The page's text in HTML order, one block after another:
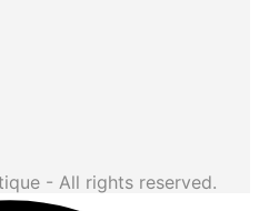
- All rights reserved.